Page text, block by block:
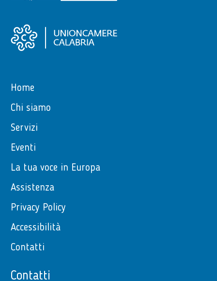
Home
Chi siamo
Servizi
Eventi
La tua voce in Europa
Assistenza
Privacy Policy
Accessibilità
Contatti
Contatti